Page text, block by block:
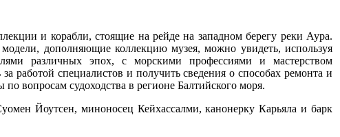
и корабли, стоящие на рейде на западном берегу реки Аура.
дополняющие коллекцию музея, можно увидеть, используя
различных эпох, с морскими профессиями и мастерством
работой специалистов и получить сведения о способах ремонта и
по вопросам судоходства в регионе Балтийского моря.
Йоутсен, миноносец Кейхассалми, канонерку Карьяла и барк